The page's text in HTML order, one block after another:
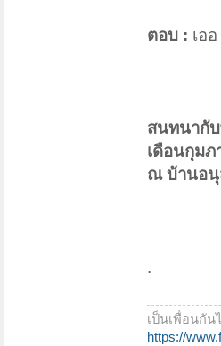
ตอบ : เอ
สนทนากั
เดือนกุม
ณ บ้านอนุ
.
เป็นเพื่อนกัน
https://